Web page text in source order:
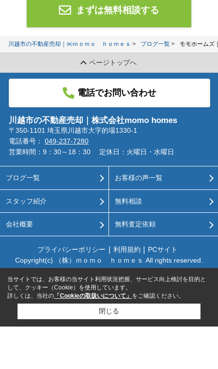
まずは無料相談する
川越市の不動産売却｜㈱ｍｏｍｏ ｈｏｍｅｓ ブログ一覧 モモホームズ
ページトップへ
電話でお問い合わせ
川越市の不動産売却｜株式会社momo homes
〒350-1101 埼玉県川越市大字的場1330-1
電話番号： 049-237-7280
営業時間：9：30～18：30
定休日：火曜日・水曜日
ブログ一覧
スタッフ紹介
会社概要
お客様の声一覧
無料相談
無料査定依頼
プライバシーポリシー 利用規約
PCサイト
Copyright(c) （株）ｍｏｍｏ ｈｏｍｅｓ All rights reserved.
当サイトでは、お客様の当サイト利用状況把握、サービス向上検討を目的と
して、クッキー（Cookie）を使用しています。
詳しくは、当社の 「Cookieの取扱いについて」 をご確認ください。
閉じる